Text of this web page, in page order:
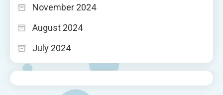
November 2024
August 2024
July 2024